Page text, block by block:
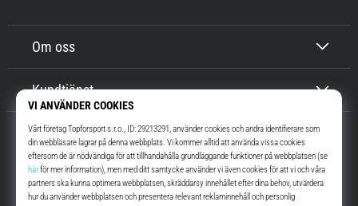
Top4Running.se
I mer än 16 år vi har vi motiverat dig att gå ut och springa. Snabbare. Med
Om oss
Kundtjänst